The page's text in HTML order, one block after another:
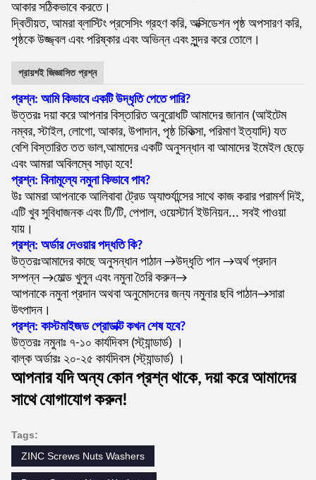
আকার সঠিকভাবে করতে।
দ্বিতীয়ত, আমরা ব্লাস্টিং প্রসেসিং গ্রহণ করি, অক্সিডেশন পৃষ্ঠ অপসারণ করি,
পৃষ্ঠকে উজ্জ্বল এবং পরিষ্কার এবং অভিন্ন এবং সুন্দর করে তোলে।
প্রায়শই জিজ্ঞাসিত প্রশ্ন
প্রশ্ন: আমি কিভাবে একটি উদ্ধৃতি পেতে পারি?
উত্তরঃ দয়া করে আপনার বিস্তারিত অনুরোধটি আমাদের জানান (আইটেম
নম্বর, স্টাইল, লোগো, আকার, উপাদান, পৃষ্ঠ চিকিত্সা, পরিমাণ ইত্যাদি) যত
বেশি বিস্তারিত তত ভাল,আমাদের একটি অনুসন্ধান বা আমাদের ইমেইল ছেড়ে
এবং আমরা অবিলম্বে সাড়া হবে!
প্রশ্ন: বিনামূল্যে নমুনা কিভাবে পাব?
উঃ আমরা আপনাকে আলিবাবা ট্রেড অ্যাশুর্যান্সের সাথে কাজ করার পরামর্শ দিই,
এটি খুব সুবিধাজনক এবং টি/টি, পেপাল, ওয়েস্টার্ন ইউনিয়ন... সবই পাওয়া
যায়।
প্রশ্ন: অর্ডার দেওয়ার পদ্ধতি কি?
উত্তরঃআমাদের কাছে অনুসন্ধান পাঠান →উদ্ধৃতি পান →অর্থ প্রদান
সম্পন্ন →মোল্ড খুলুন এবং নমুনা তৈরি করুন→
আপনাকে নমুনা প্রদান অথবা অনুমোদনের জন্য নমুনার ছবি পাঠান→সারা
উৎপাদন।
প্রশ্ন: কাস্টমাইজড প্রোডাক্ট কখন শেষ হবে?
উত্তরঃ নমুনাঃ ৭-১০ কার্যদিবস (স্ট্যান্ডার্ড) ।
বাল্ক অর্ডারঃ ২০-২৫ কার্যদিবস (স্ট্যান্ডার্ড) ।
আপনার যদি অন্য কোন প্রশ্ন থাকে, দয়া করে আমাদের
সাথে যোগাযোগ করুন!
Tags:
ZINC Screws Nuts Washers